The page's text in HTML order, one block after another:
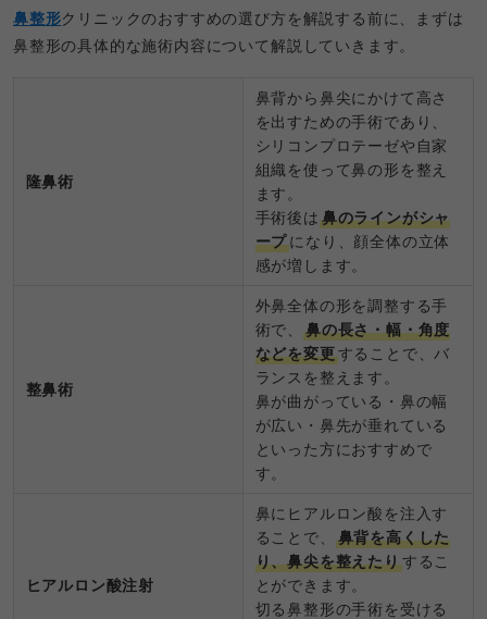
鼻整形クリニックのおすすめの選び方を解説する前に、まずは
鼻整形の具体的な施術内容について解説していきます。
隆鼻術
鼻背から鼻尖にかけて高さ
を出すための手術であり、
シリコンプロテーゼや自家
組織を使って鼻の形を整え
ます。
手術後は 鼻のラインがシャ
ープになり、顔全体の立体
感が増します。
整鼻術
外鼻全体の形を調整する手
術で、
鼻の長さ・幅・角度
などを変更することで、バ
ランスを整えます。
鼻が曲がっている・鼻の幅
が広い・鼻先が垂れている
といった方におすすめで
す。
ヒアルロン酸注射
鼻にヒアルロン酸を注入す
ることで、
鼻背を高くした
り、鼻尖を整えたりするこ
とができます。
切る鼻整形の手術を受ける